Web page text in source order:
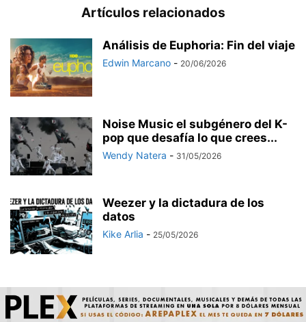
Artículos relacionados
Análisis de Euphoria: Fin del viaje
Edwin Marcano - 20/06/2026
Noise Music el subgénero del K-
pop que desafía lo que crees...
Wendy Natera - 31/05/2026
Weezer y la dictadura de los
datos
Kike Arlia - 25/05/2026